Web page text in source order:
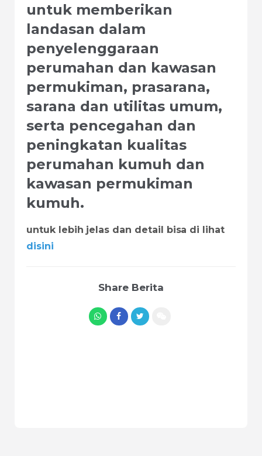
untuk memberikan
landasan dalam
penyelenggaraan
perumahan dan kawasan
permukiman, prasarana,
sarana dan utilitas umum,
serta pencegahan dan
peningkatan kualitas
perumahan kumuh dan
kawasan permukiman
kumuh.
untuk lebih jelas dan detail bisa di lihat
disini
Share Berita